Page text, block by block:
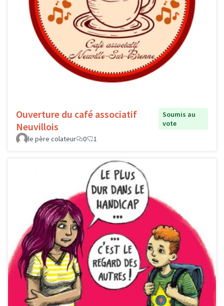
Ouverture du café associatif
Neuvillois
Soumis au
vote
le père colateur
0 1